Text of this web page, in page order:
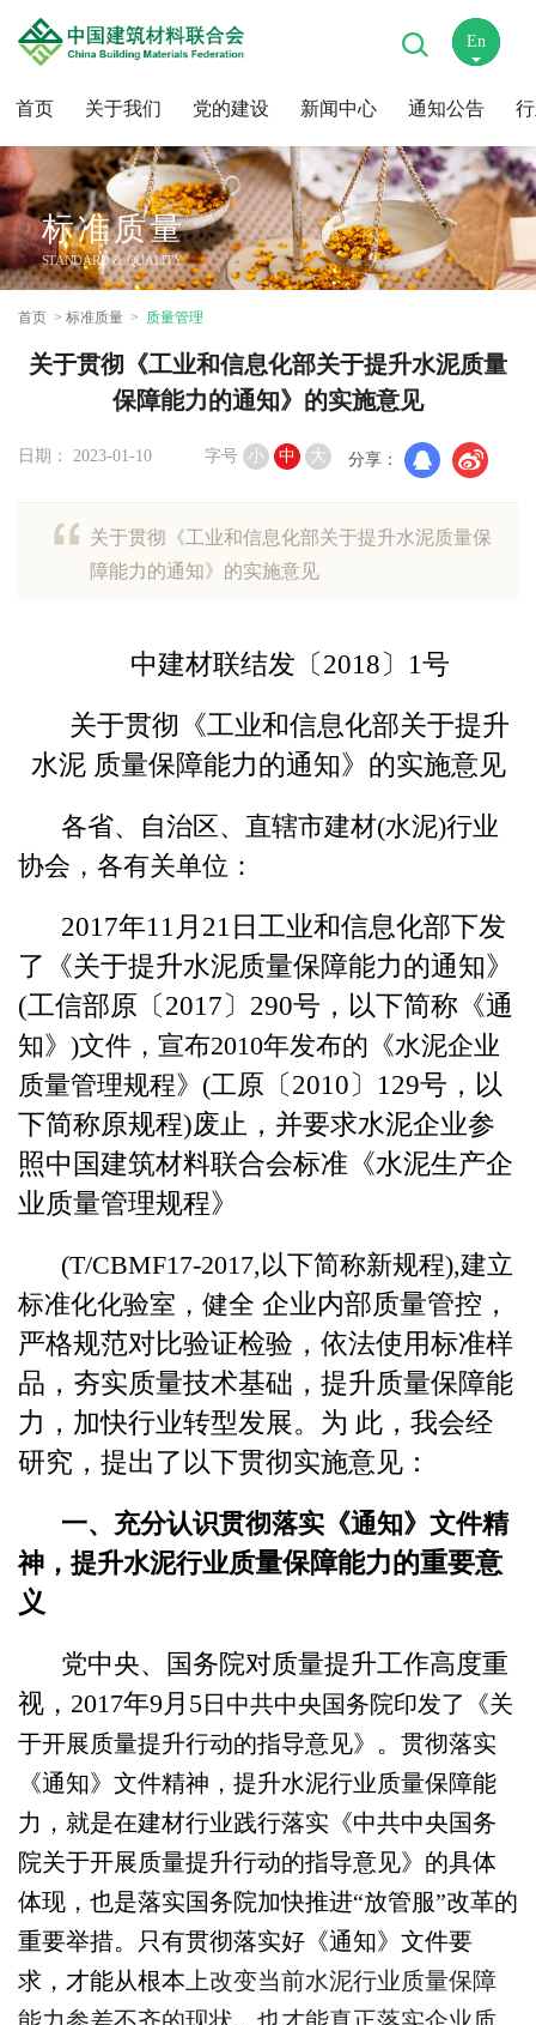
首页 关于我们 党的建设 新闻中心 通知公告
En
中
标准质量
STANDARD & QUALITY
首页 标准质量 质量管理
关于贯彻《工业和信息化部关于提升水泥质量
保障能力的通知》的实施意见
日期： 2023-01-10 字号 小 中 大 分享：
关于贯彻《工业和信息化部关于提升水泥质量保
障能力的通知》的实施意见
中建材联结发〔2018〕1号
关于贯彻《工业和信息化部关于提升
水泥 质量保障能力的通知》的实施意见
各省、自治区、直辖市建材(水泥)行业
协会，各有关单位：
2017年11月21日工业和信息化部下发
了《关于提升水泥质量保障能力的通知》
(工信部原〔2017〕290号，以下简称《通
知》)文件，宣布2010年发布的《水泥企业
质量管理规程》(工原〔2010〕129号，以
下简称原规程)废止，并要求水泥企业参
照中国建筑材料联合会标准《水泥生产企
业质量管理规程》
(T/CBMF17-2017,以下简称新规程),建立
标准化化验室，健全 企业内部质量管控，
严格规范对比验证检验，依法使用标准样
品， 夯实质量技术基础，提升质量保障能
力，加快行业转型发展。为 此，我会经
研究，提出了以下贯彻实施意见：
一、充分认识贯彻落实《通知》文件精
神，提升水泥行业质量保障能力的重要意
义
党中央、国务院对质量提升工作高度重
视，2017年9月5日中共中央国务院印发了《关
于开展质量提升行动的指导意见》。 贯彻落实
《通知》文件精神，提升水泥行业质量保障能
力，就是在建材行业践行落实《中共中央国务
院关于开展质量提升行动的指导意见》的具体
体现，也是落实国务院加快推进“放管服”改革的
重要举措。只有贯彻落实好《通知》文件要
求，才能从根本 上改变当前水泥行业质量保障